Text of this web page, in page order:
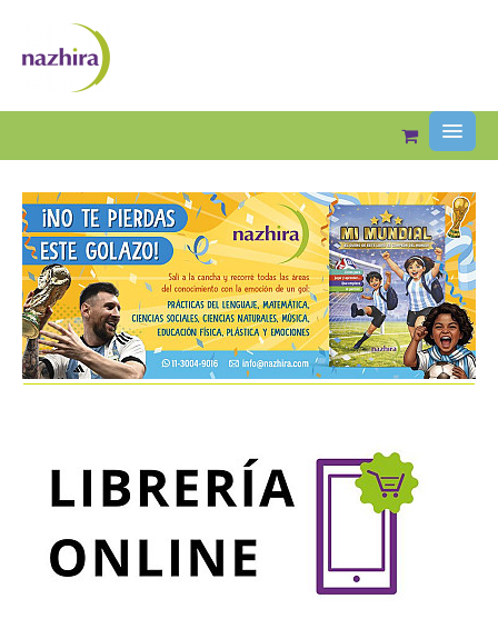
LIBRERIA ONLINE
EDITORIAL
LIBROS
COMUNIDAD
CONTACTO